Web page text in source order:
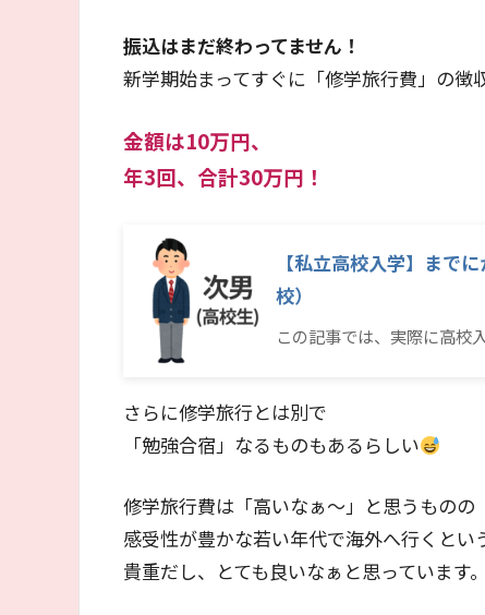
振込はまだ終わってません！
新学期始まってすぐに「修学旅行費」の徴
金額は10万円、
年3回、合計30万円！
【私立高校入学】まで
校）
この記事では、実際に高校
さらに修学旅行とは別で
「勉強合宿」なるものもあるらしい
修学旅行費は「高いなぁ～」と思うものの
感受性が豊かな若い年代で海外へ行くとい
貴重だし、とても良いなぁと思っています。